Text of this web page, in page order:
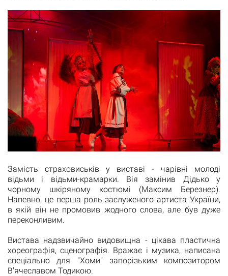
Замість страховиськів у виставі - чарівні молоді
відьми і відьми-крамарки. Вія замінив Дідько у
чорному шкіряному костюмі (Максим Березнер).
Напевно, це перша роль заслуженого артиста України,
в якій він не промовив жодного слова, але був дуже
переконливим.
Вистава надзвичайно видовищна - цікава пластична
хореографія, сценографія. Вражає і музика, написана
спеціально для "Хоми" запорізьким композитором
В'ячеславом Тодикою.